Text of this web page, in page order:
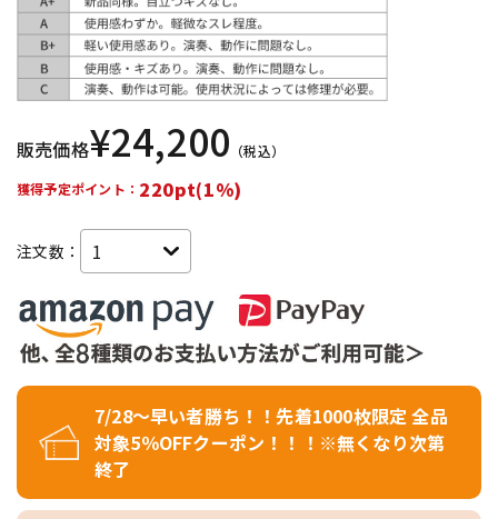
中古
販売価格¥24,200 （税込）
獲得予定ポイント： 220pt(1%)
注文数：
7/28～早い者勝ち！！先着1000枚限定 全品
対象5％OFFクーポン！！！※無くなり次第
終了